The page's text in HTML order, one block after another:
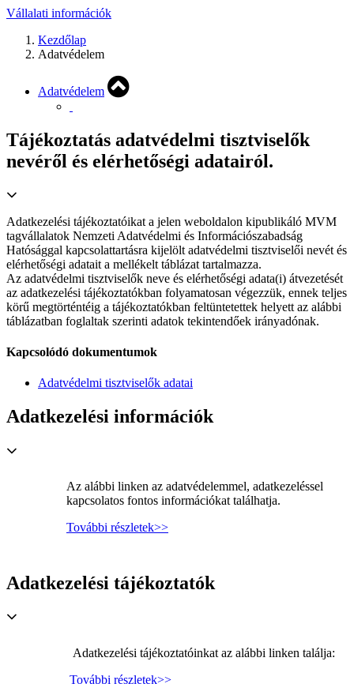
Vállalati információk
Kezdőlap
Adatvédelem
Adatvédelem
Tájékoztatás adatvédelmi tisztviselők
nevéről és elérhetőségi adatairól.
Adatkezelési tájékoztatóikat a jelen weboldalon kipublikáló MVM
tagvállalatok Nemzeti Adatvédelmi és Információszabadság
Hatósággal kapcsolattartásra kijelölt adatvédelmi tisztviselői nevét és
elérhetőségi adatait a mellékelt táblázat tartalmazza.
Az adatvédelmi tisztviselők neve és elérhetőségi adata(i) átvezetését
az adatkezelési tájékoztatókban folyamatosan végezzük, ennek teljes
körű megtörténtéig a tájékoztatókban feltüntetettek helyett az alábbi
táblázatban foglaltak szerinti adatok tekintendőek irányadónak.
Kapcsolódó dokumentumok
Adatvédelmi tisztviselők adatai
Adatkezelési információk
Az alábbi linken az adatvédelemmel, adatkezeléssel
kapcsolatos fontos információkat találhatja.
További részletek>>
Adatkezelési tájékoztatók
Adatkezelési tájékoztatóinkat az alábbi linken találja:
További részletek>>